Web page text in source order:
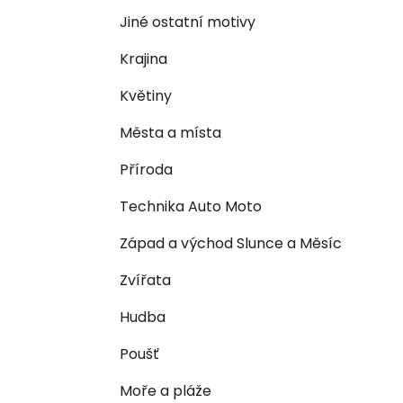
Jiné ostatní motivy
Krajina
Květiny
Města a místa
Příroda
Technika Auto Moto
Západ a východ Slunce a Měsíc
Zvířata
Hudba
Poušť
Moře a pláže